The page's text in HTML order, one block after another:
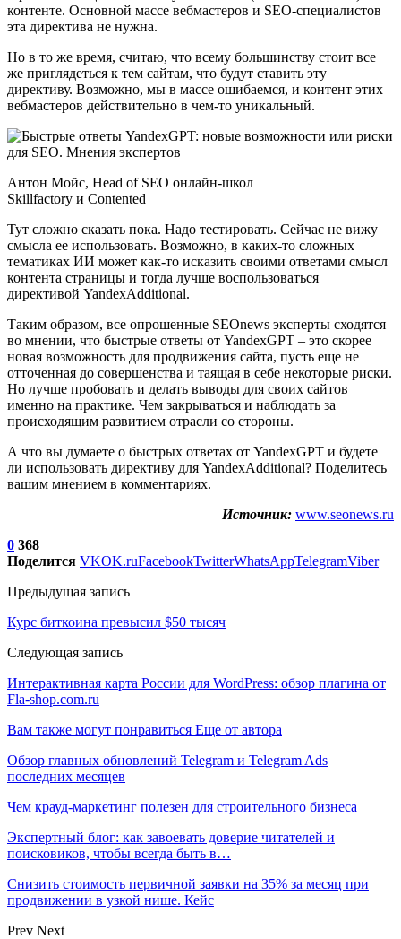
контенте. Основной массе вебмастеров и SEO-специалистов
эта директива не нужна.
Но в то же время, считаю, что всему большинству стоит все
же приглядеться к тем сайтам, что будут ставить эту
директиву. Возможно, мы в массе ошибаемся, и контент этих
вебмастеров действительно в чем-то уникальный.
Антон Мойс, Head of SEO онлайн-школ
Skillfactory и Contented
Тут сложно сказать пока. Надо тестировать. Сейчас не вижу
смысла ее использовать. Возможно, в каких-то сложных
тематиках ИИ может как-то исказить своими ответами смысл
контента страницы и тогда лучше воспользоваться
директивой YandexAdditional.
Таким образом, все опрошенные SEOnews эксперты сходятся
во мнении, что быстрые ответы от YandexGPT – это скорее
новая возможность для продвижения сайта, пусть еще не
отточенная до совершенства и таящая в себе некоторые риски.
Но лучше пробовать и делать выводы для своих сайтов
именно на практике. Чем закрываться и наблюдать за
происходящим развитием отрасли со стороны.
А что вы думаете о быстрых ответах от YandexGPT и будете
ли использовать директиву для YandexAdditional? Поделитесь
вашим мнением в комментариях.
Источник: www.seonews.ru
0 368
Поделится VKOK.ruFacebookTwitterWhatsAppTelegramViber
Предыдущая запись
Курс биткоина превысил $50 тысяч
Следующая запись
Интерактивная карта России для WordPress: обзор плагина от
Fla-shop.com.ru
Вам также могут понравиться Еще от автора
Обзор главных обновлений Telegram и Telegram Ads
последних месяцев
Чем крауд-маркетинг полезен для строительного бизнеса
Экспертный блог: как завоевать доверие читателей и
поисковиков, чтобы всегда быть в…
Снизить стоимость первичной заявки на 35% за месяц при
продвижении в узкой нише. Кейс
Prev Next